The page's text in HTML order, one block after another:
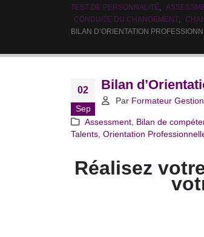
TEST DE PERSONNALITÉ
CONDUITE DU CHANGEMENT
BILAN D’ORIENTATION
02
Sep
Bilan
Par Formateur
Assessment Bilan de
Talents Orientation
Réalisez